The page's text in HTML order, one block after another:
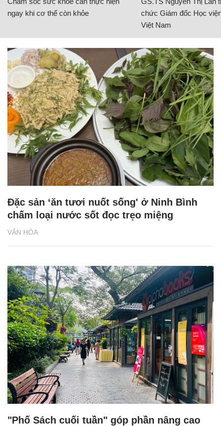
ngay khi cơ thể còn khỏe
chức Giám đốc Học
Việt Nam
VĂN HÓA
Đặc sản ‘ăn tươi nuốt sống' ở Ninh Bình
chấm loại nước sốt đọc trẹo miệng
"Phố Sách cuối tuần" góp phần nâng cao